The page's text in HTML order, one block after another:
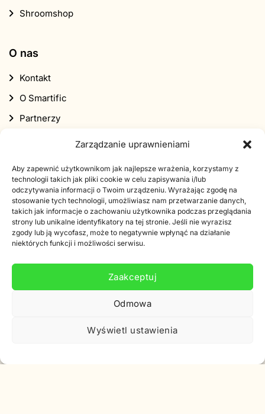
Zarządzanie uprawnieniami
Aby zapewnić użytkownikom jak najlepsze wrażenia, korzystamy z
technologii takich jak pliki cookie w celu zapisywania i/lub
odczytywania informacji o Twoim urządzeniu. Wyrażając zgodę na
stosowanie tych technologii, umożliwiasz nam przetwarzanie danych,
takich jak informacje o zachowaniu użytkownika podczas przeglądania
strony lub unikalne identyfikatory na tej stronie. Jeśli nie wyrazisz
zgody lub ją wycofasz, może to negatywnie wpłynąć na działanie
niektórych funkcji i możliwości serwisu.
Zaakceptuj
Odmowa
Wyświetl ustawienia
Shroomshop
O nas
Kontakt
O Smartific
Partnerzy
Zniżka
Zapisz się do naszego newslettera
Zapisz się do naszego newslettera, a otrzymasz kod
rabatowy 10% na swoje pierwsze zamówienie.